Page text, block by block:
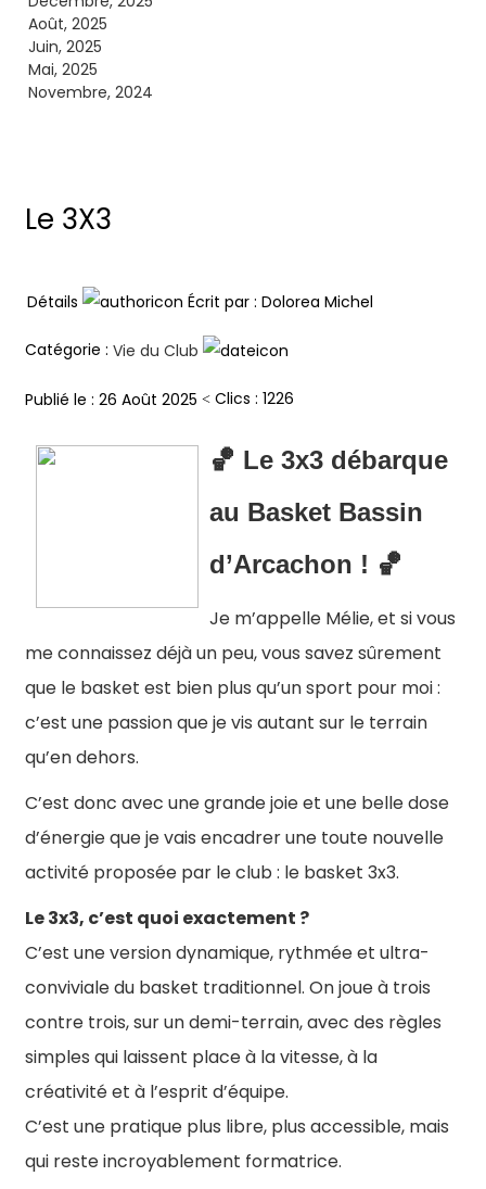
Août, 2025
Juin, 2025
Mai, 2025
Novembre, 2024
Le 3X3
Détails Écrit par :Dolorea Michel
Catégorie :Vie du Club
Publié le : 26 Août 2025 Clics : 1226
🏀 Le 3x3 débarque
au Basket Bassin
d’Arcachon ! 🏀
Je m’appelle Mélie, et si vous
me connaissez déjà un peu, vous savez sûrement
que le basket est bien plus qu’un sport pour moi :
c’est une passion que je vis autant sur le terrain
qu’en dehors.
C’est donc avec une grande joie et une belle dose
d’énergie que je vais encadrer une toute nouvelle
activité proposée par le club : le basket 3x3.
Le 3x3, c’est quoi exactement ?
C’est une version dynamique, rythmée et ultra-
conviviale du basket traditionnel. On joue à trois
contre trois, sur un demi-terrain, avec des règles
simples qui laissent place à la vitesse, à la
créativité et à l’esprit d’équipe.
C’est une pratique plus libre, plus accessible, mais
qui reste incroyablement formatrice.